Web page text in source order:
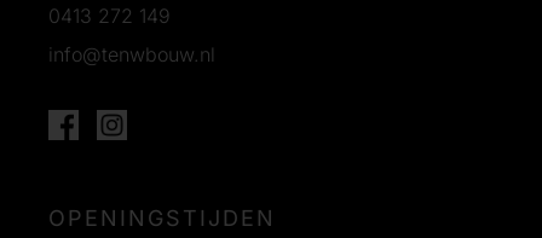
0413 272 149
info@tenwbouw.nl
OPENINGSTIJDEN